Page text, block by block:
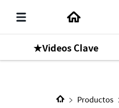
★Videos Clave
Siguiente Contenido
Productos